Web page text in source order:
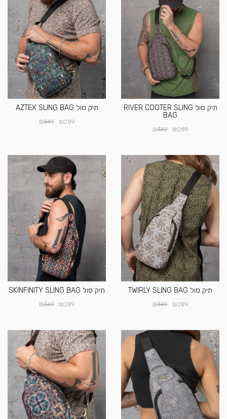
תיק סול RIVER COOTER SLING
BAG
₪289
₪349
תיק סול AZTEX SLING BAG
₪289
₪349
תיק סול TWIRLY SLING BAG
₪289
₪349
תיק סול SKINFINITY SLING BAG
₪289
₪349